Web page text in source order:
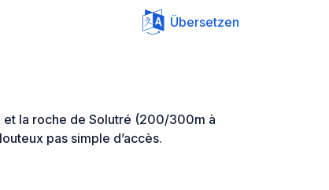
Übersetzen
et la roche de Solutré (200/300m à
pas simple d’accès.